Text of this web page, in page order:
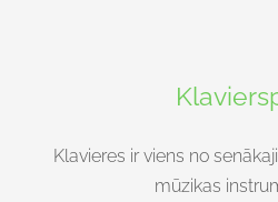
Klavieres ir viens no
mūzikas